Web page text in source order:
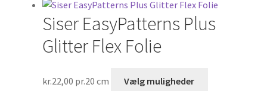
Siser EasyPatterns Plus
Glitter Flex Folie
kr.22,00 pr.20 cm Vælg muligheder